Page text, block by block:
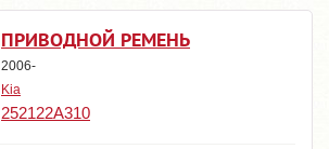
ПРИВОДНОЙ РЕМЕНЬ
2006-
Kia
252122A310